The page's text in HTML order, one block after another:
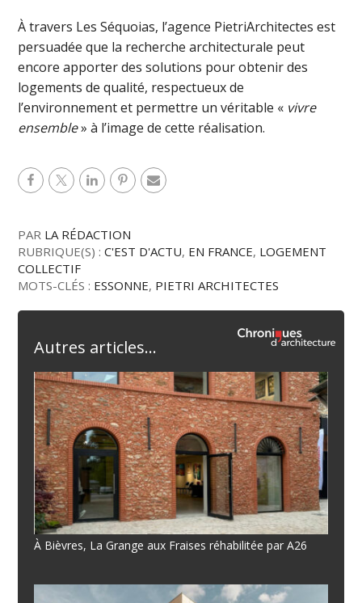
À travers Les Séquoias, l’agence PietriArchitectes est
persuadée que la recherche architecturale peut
encore apporter des solutions pour obtenir des
logements de qualité, respectueux de
l’environnement et permettre un véritable « vivre
ensemble» à l’image de cette réalisation.
PAR LA RÉDACTION
RUBRIQUE(S) :C'EST D'ACTU, EN FRANCE, LOGEMENT
COLLECTIF
MOTS-CLÉS : ESSONNE, PIETRI ARCHITECTES
Autres articles...
À Bièvres, La Grange aux Fraises réhabilitée par A26